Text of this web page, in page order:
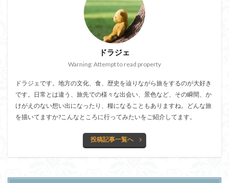
ドラジェ
Warning: Attempt to read property
ドラジェです。地方の文化、食、歴史を辿りながら旅をするのが大好き
です。日常とは違う、旅先での様々な出会い、景色など、その瞬間、か
けがえのない想い出になったり、糧になることもありますね。どんな旅
を描いてますか?こんなところに行ってみたいをご紹介してます。
投稿記事一覧へ